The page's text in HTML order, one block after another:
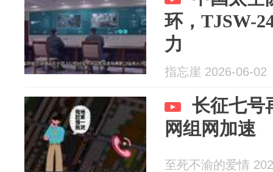
环，TJSW-
力
指忘崖 2026-06-02
长征七号
网组网加速
至死不渝的爱情